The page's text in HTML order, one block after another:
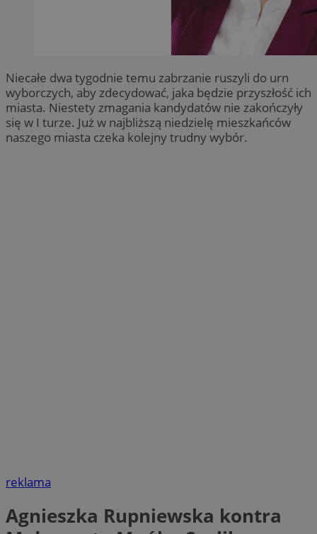
Niecałe dwa tygodnie temu zabrzanie ruszyli do urn
wyborczych, aby zdecydować, jaka będzie przyszłość ich
miasta. Niestety zmagania kandydatów nie zakończyły
się w I turze. Już w najbliższą niedzielę mieszkańców
naszego miasta czeka kolejny trudny wybór.
reklama
Agnieszka Rupniewska kontra